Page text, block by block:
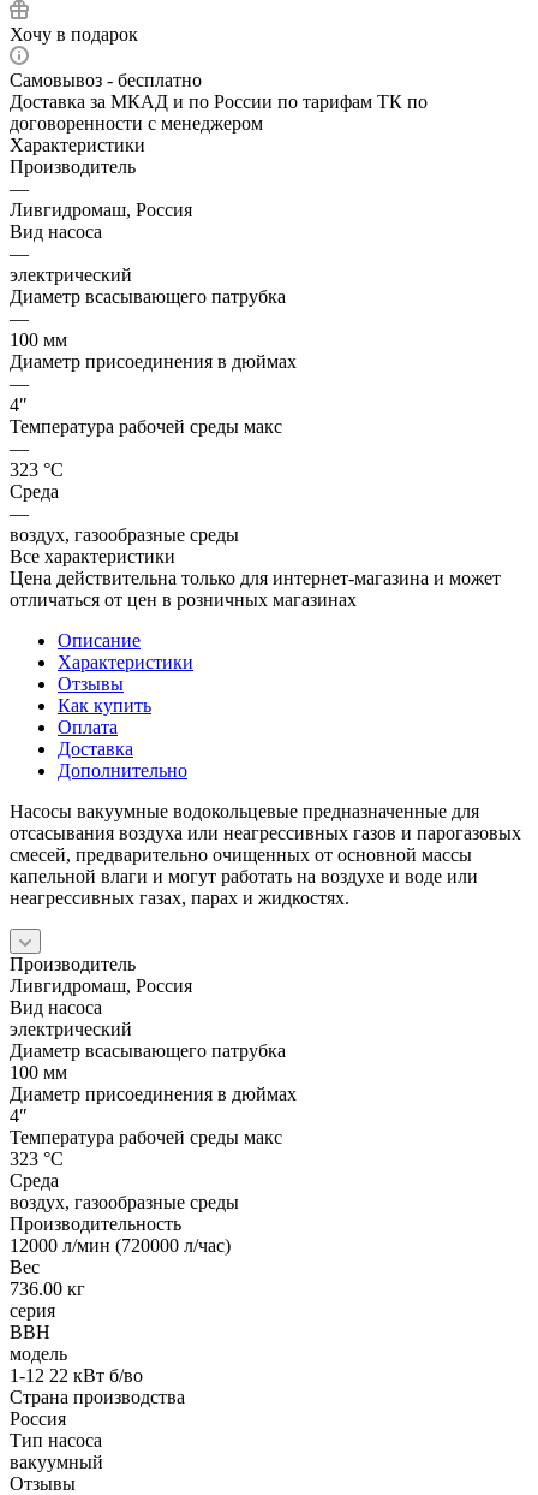
Хочу в подарок
Самовывоз - бесплатно
Доставка за МКАД и по России по тарифам ТК по
договоренности с менеджером
Характеристики
Производитель
—
Ливгидромаш, Россия
Вид насоса
—
электрический
Диаметр всасывающего патрубка
—
100 мм
Диаметр присоединения в дюймах
—
4″
Температура рабочей среды макс
—
323 °С
Среда
—
воздух, газообразные среды
Все характеристики
Цена действительна только для интернет-магазина и может
отличаться от цен в розничных магазинах
Описание
Характеристики
Отзывы
Как купить
Оплата
Доставка
Дополнительно
Насосы вакуумные водокольцевые предназначенные для
отсасывания воздуха или неагрессивных газов и парогазовых
смесей, предварительно очищенных от основной массы
капельной влаги и могут работать на воздухе и воде или
неагрессивных газах, парах и жидкостях.
Производитель
Ливгидромаш, Россия
Вид насоса
электрический
Диаметр всасывающего патрубка
100 мм
Диаметр присоединения в дюймах
4″
Температура рабочей среды макс
323 °С
Среда
воздух, газообразные среды
Производительность
12000 л/мин (720000 л/час)
Вес
736.00 кг
серия
ВВН
модель
1-12 22 кВт б/во
Страна производства
Россия
Тип насоса
вакуумный
Отзывы